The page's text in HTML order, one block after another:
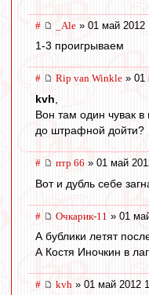
# _Ale » 01 май 2012
1-3 проигрываем
# Rip van Winkle » 01
kvh
Вон там один чувак
до штрафной дойти?
# птр 66 » 01 май
Вот и дубль себе
# Очкарик-11 » 01
А бублики летят
А Костя Иночкин в
# kvh » 01 май 2012